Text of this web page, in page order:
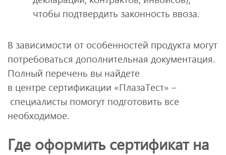
чтобы подтвердить законность ввоза.
В зависимости от особенностей продукта могут
потребоваться дополнительная документация.
Полный перечень вы найдете
в центре сертификации «ПлазаТест» –
специалисты помогут подготовить все
необходимое.
Где оформить сертификат на